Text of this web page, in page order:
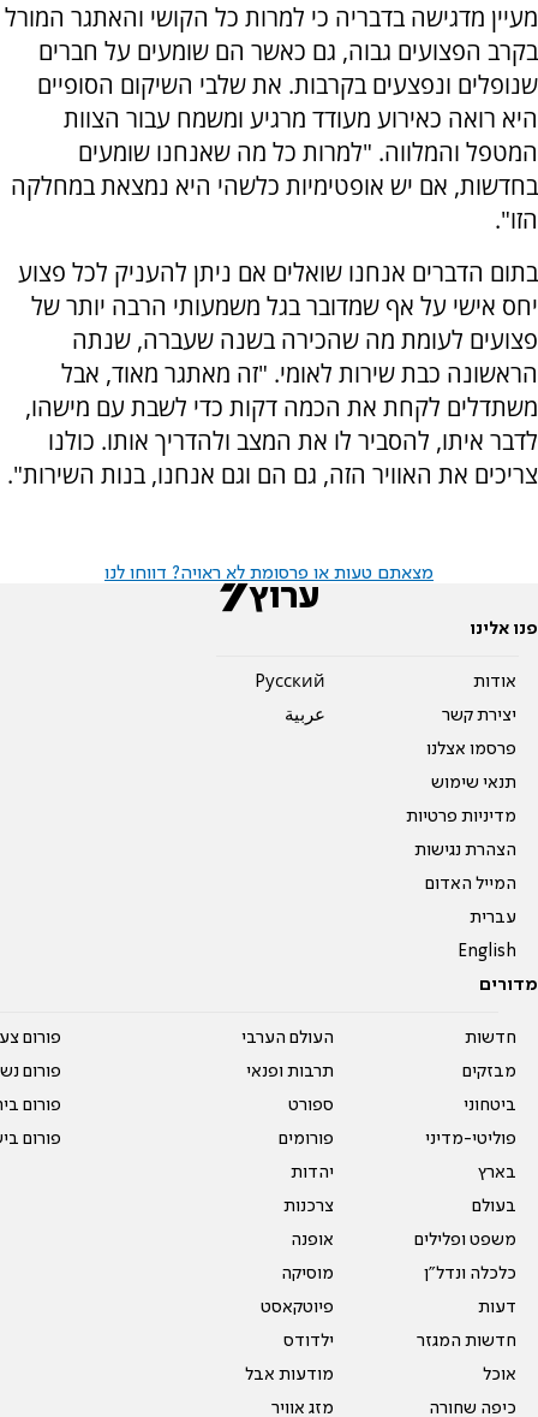
מעיין מדגישה בדבריה כי למרות כל הקושי והאתגר המורל
בקרב הפצועים גבוה, גם כאשר הם שומעים על חברים
שנופלים ונפצעים בקרבות. את שלבי השיקום הסופיים
היא רואה כאירוע מעודד מרגיע ומשמח עבור הצוות
המטפל והמלווה. "למרות כל מה שאנחנו שומעים
בחדשות, אם יש אופטימיות כלשהי היא נמצאת במחלקה
הזו".
בתום הדברים אנחנו שואלים אם ניתן להעניק לכל פצוע
יחס אישי על אף שמדובר בגל משמעותי הרבה יותר של
פצועים לעומת מה שהכירה בשנה שעברה, שנתה
הראשונה כבת שירות לאומי. "זה מאתגר מאוד, אבל
משתדלים לקחת את הכמה דקות כדי לשבת עם מישהו,
לדבר איתו, להסביר לו את המצב ולהדריך אותו. כולנו
צריכים את האוויר הזה, גם הם וגם אנחנו, בנות השירות".
מצאתם טעות או פרסומת לא ראויה? דווחו לנו
פנו אלינו
אודות
יצירת קשר
פרסמו אצלנו
תנאי שימוש
מדיניות פרטיות
הצהרת נגישות
המייל האדום
עברית
English
Pусский
عربية
מדורים
חדשות
מבזקים
ביטחוני
פוליטי-מדיני
בארץ
בעולם
משפט ופלילים
כלכלה ונדל"ן
דעות
חדשות המגזר
אוכל
כיפה שחורה
העולם הערבי
תרבות ופנאי
ספורט
פורומים
יהדות
צרכנות
אופנה
מוסיקה
פיוטקאסט
ילדודס
מודעות אבל
מזג אוויר
פורום
פורום
פורום
פורום